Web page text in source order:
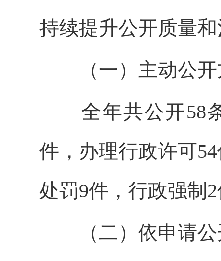
持续提升公开质量
（一）主动公开
全年共公开58条
件，办理行政许可
处罚9件，行政强制
（二）依申请公